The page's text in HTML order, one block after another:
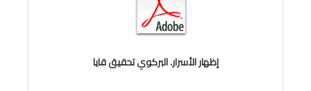
إظهار الأسرار. البركوي تحقيق قايا